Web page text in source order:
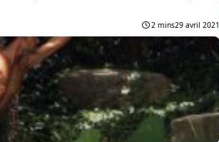
2 mins29 avril 2021